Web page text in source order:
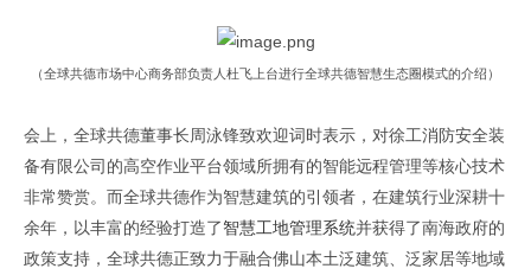
（全球共德市场中心商务部负责人杜飞上台进行全球共德智慧生态圈模式的介绍）
会上，全球共德董事长周泳锋致欢迎词时表示，对徐工消防安全装
备有限公司的高空作业平台领域所拥有的智能远程管理等核心技术
非常赞赏。而全球共德作为智慧建筑的引领者，在建筑行业深耕十
余年，以丰富的经验打造了智慧工地管理系统并获得了南海政府的
政策支持，全球共德正致力于融合佛山本土泛建筑、泛家居等地域